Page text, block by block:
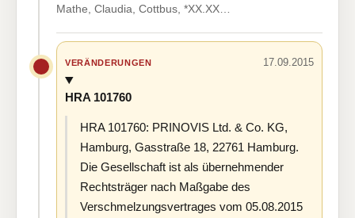
Mathe, Claudia, Cottbus, *XX.XX…
VERÄNDERUNGEN 17.09.2015
HRA 101760
HRA 101760: PRINOVIS Ltd. & Co. KG,
Hamburg, Gasstraße 18, 22761 Hamburg.
Die Gesellschaft ist als übernehmender
Rechtsträger nach Maßgabe des
Verschmelzungsvertrages vom 05.08.2015